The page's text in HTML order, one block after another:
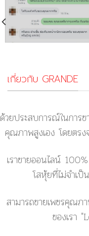
เกี่ยวกับ GRANDE
ด้วยประสบการณ์ในการ
คุณภาพสูงเอง โดยตรง
เราขายออนไลน์
โสหุ้ยที่ไม่จำเ
สามารถขายเพชรคุณ
ของเรา